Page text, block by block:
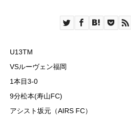
U13TM
VSルーヴェン福岡
1本目3-0
9分松本(寿山FC)
アシスト坂元（AIRS FC）